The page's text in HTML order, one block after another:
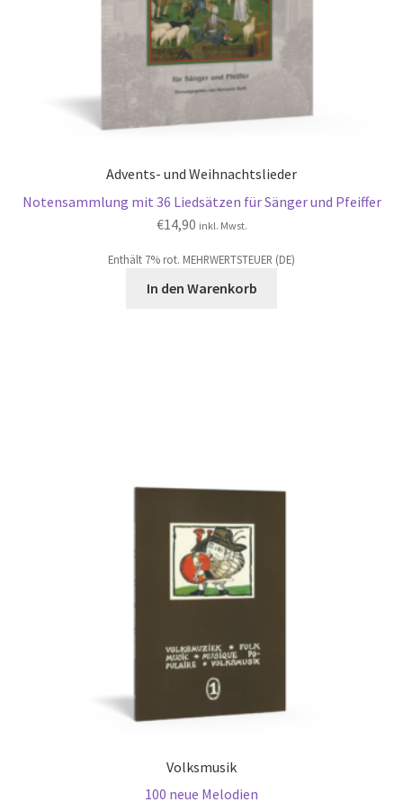
Advents- und Weihnachtslieder
Notensammlung mit 36 Liedsätzen für Sänger und Pfeiffer
€14,90 inkl. Mwst.
Enthält 7% rot. MEHRWERTSTEUER (DE)
In den Warenkorb
Volksmusik
100 neue Melodien